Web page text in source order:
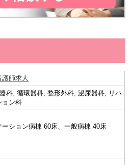
師求人
科, 循環器科, 整形外科, 泌尿器科, リハ
ョン科
ーション病棟 60床、一般病棟 40床